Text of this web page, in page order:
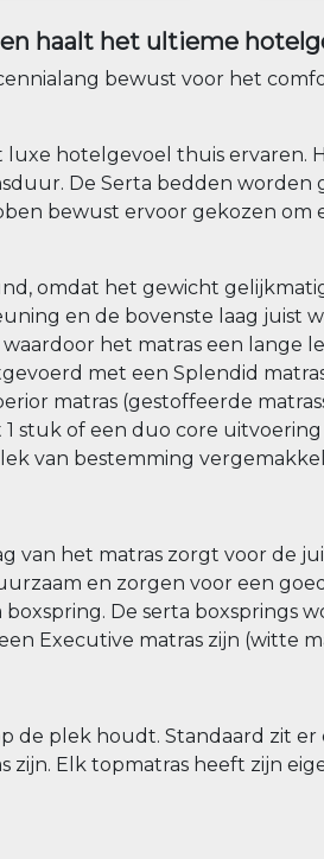
haalt het ultieme
bewust voor het
luxe hotelgevoel thuis
De Serta bedden
bewust ervoor gekozen
omdat het gewicht
en de bovenste laag
het matras een
met een Splendid
matras (gestoffeerde
of een duo core
van bestemming
van het matras zorgt voor
en zorgen voor een
De serta
Executive matras zijn (witte
de plek houdt. Standaard zit
zijn. Elk topmatras heeft zijn